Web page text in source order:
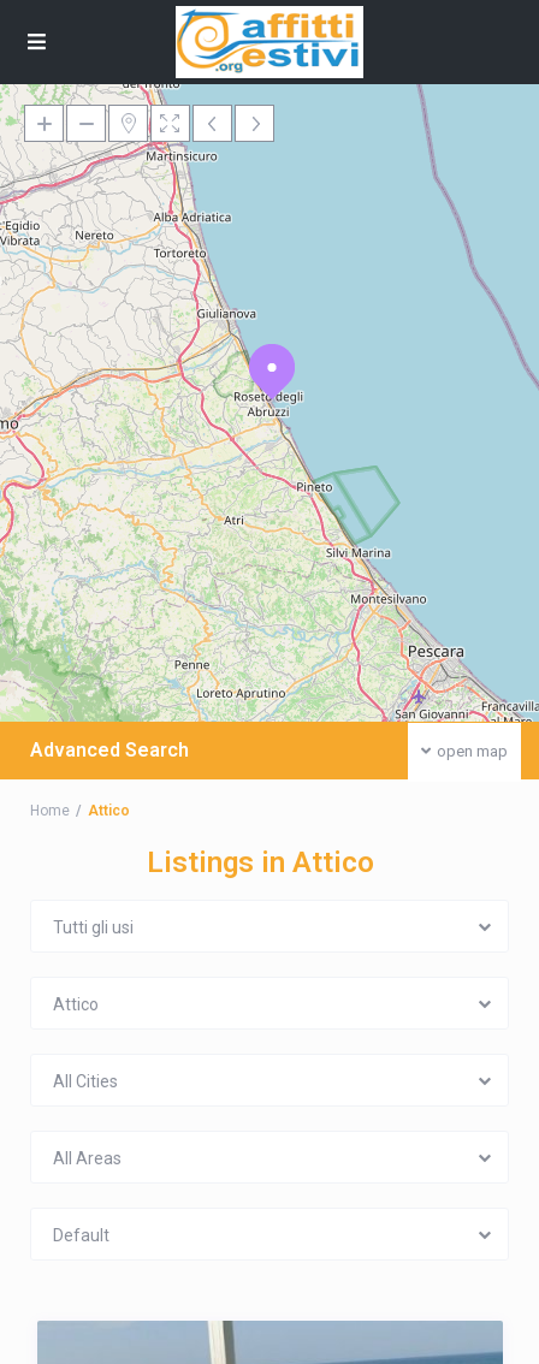
Loading Maps
open map
Advanced Search
Home Attico
Listings in Attico
Tutti gli usi
Attico
All Cities
All Areas
Default